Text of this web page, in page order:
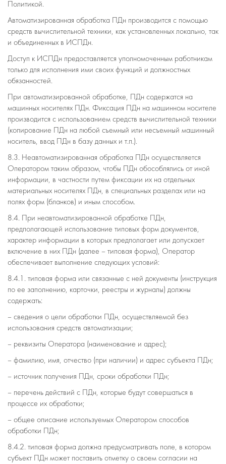
Политикой.
Автоматизированная обработка ПДн производится с помощью
средств вычислительной техники, как установленных локально, так
и объединенных в ИСПДн.
Доступ к ИСПДн предоставляется уполномоченным работникам
только для исполнения ими своих функций и должностных
обязанностей.
При автоматизированной обработке, ПДн содержатся на
машинных носителях ПДн. Фиксация ПДн на машинном носителе
производится с использованием средств вычислительной техники
(копирование ПДн на любой съемный или несъемный машинный
носитель, ввод ПДн в базу данных и т.п.).
8.3. Неавтоматизированная обработка ПДн осуществляется
Оператором таким образом, чтобы ПДн обособлялись от иной
информации, в частности путем фиксации их на отдельных
материальных носителях ПДн, в специальных разделах или на
полях форм (бланков) и иным способом.
8.4. При неавтоматизированной обработке ПДн,
предполагающей использование типовых форм документов,
характер информации в которых предполагает или допускает
включение в них ПДн (далее – типовая форма), Оператор
обеспечивает выполнение следующих условий:
8.4.1. типовая форма или связанные с ней документы (инструкция
по ее заполнению, карточки, реестры и журналы) должны
содержать:
– сведения о цели обработки ПДн, осуществляемой без
использования средств автоматизации;
– реквизиты Оператора (наименование и адрес);
– фамилию, имя, отчество (при наличии) и адрес субъекта ПДн;
– источник получения ПДн, сроки обработки ПДн;
– перечень действий с ПДн, которые будут совершаться в
процессе их обработки;
– общее описание используемых Оператором способов
обработки ПДн;
8.4.2. типовая форма должна предусматривать поле, в котором
субъект ПДн может поставить отметку о своем согласии на